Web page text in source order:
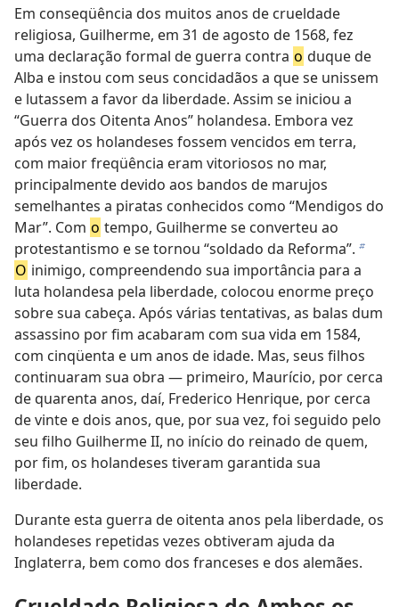
Em conseqüência dos muitos anos de crueldade
religiosa, Guilherme, em 31 de agosto de 1568, fez
uma declaração formal de guerra contra o duque de
Alba e instou com seus concidadãos a que se unissem
e lutassem a favor da liberdade. Assim se iniciou a
“Guerra dos Oitenta Anos” holandesa. Embora vez
após vez os holandeses fossem vencidos em terra,
com maior freqüência eram vitoriosos no mar,
principalmente devido aos bandos de marujos
semelhantes a piratas conhecidos como “Mendigos do
Mar”. Com o tempo, Guilherme se converteu ao
protestantismo e se tornou “soldado da Reforma”. b
O inimigo, compreendendo sua importância para a
luta holandesa pela liberdade, colocou enorme preço
sobre sua cabeça. Após várias tentativas, as balas dum
assassino por fim acabaram com sua vida em 1584,
com cinqüenta e um anos de idade. Mas, seus filhos
continuaram sua obra — primeiro, Maurício, por cerca
de quarenta anos, daí, Frederico Henrique, por cerca
de vinte e dois anos, que, por sua vez, foi seguido pelo
seu filho Guilherme II, no início do reinado de quem,
por fim, os holandeses tiveram garantida sua
liberdade.
Durante esta guerra de oitenta anos pela liberdade, os
holandeses repetidas vezes obtiveram ajuda da
Inglaterra, bem como dos franceses e dos alemães.